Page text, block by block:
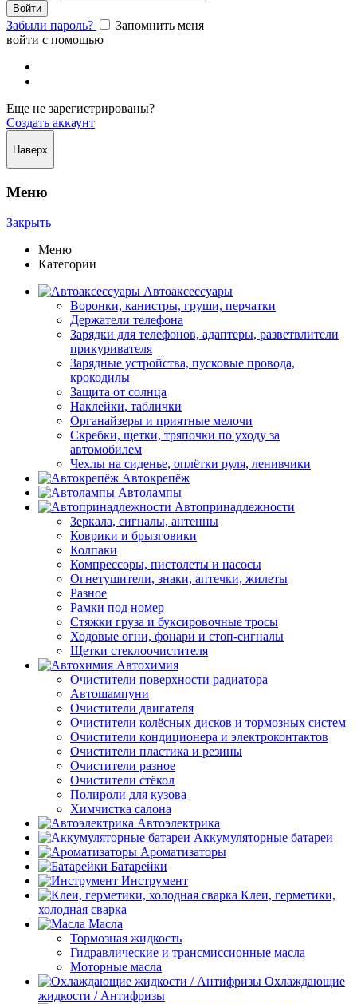
Забыли пароль?
Запомнить меня
войти с помощью
Еще не зарегистрированы?
Создать аккаунт
Наверх
Меню
Закрыть
Меню
Категории
Автоаксессуары
Воронки, канистры, груши, перчатки
Держатели телефона
Зарядки для телефонов, адаптеры, разветвлители
прикуривателя
Зарядные устройства, пусковые провода,
крокодилы
Защита от солнца
Наклейки, таблички
Органайзеры и приятные мелочи
Скребки, щетки, тряпочки по уходу за
автомобилем
Чехлы на сиденье, оплётки руля, ленивчики
Автокрепёж
Автолампы
Автопринадлежности
Зеркала, сигналы, антенны
Коврики и брызговики
Колпаки
Компрессоры, пистолеты и насосы
Огнетушители, знаки, аптечки, жилеты
Разное
Рамки под номер
Стяжки груза и буксировочные тросы
Ходовые огни, фонари и стоп-сигналы
Щетки стеклоочистителя
Автохимия
Очистители поверхности радиатора
Автошампуни
Очистители двигателя
Очистители колёсных дисков и тормозных систем
Очистители кондиционера и электроконтактов
Очистители пластика и резины
Очистители разное
Очистители стёкол
Полироли для кузова
Химчистка салона
Автоэлектрика
Аккумуляторные батареи
Ароматизаторы
Батарейки
Инструмент
Клеи, герметики,
холодная сварка
Масла
Тормозная жидкость
Гидравлические и трансмиссионные масла
Моторные масла
Охлаждающие
жидкости / Антифризы